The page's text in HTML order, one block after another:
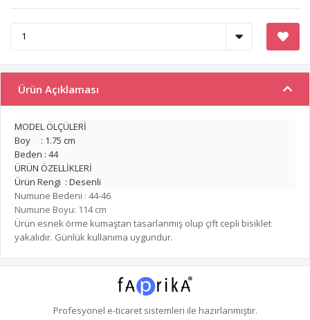
Ürün Açıklaması
MODEL ÖLÇÜLERİ
Boy : 1.75 cm
Beden : 44
ÜRÜN ÖZELLİKLERİ
Ürün Rengi : Desenli
Numune Bedeni : 44-46
Numune Boyu: 114 cm
Ürün esnek örme kumaştan tasarlanmış olup çift cepli bisiklet
yakalıdır. Günlük kullanıma uygundur.
Profesyonel e-ticaretsistemleri ile hazırlanmıştır.